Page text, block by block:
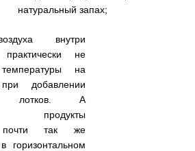
натуральный запах;
внутри
не
на
добавлении
лотков. А
продукты
почти так же
горизонтальном